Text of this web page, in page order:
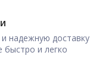
надежную доставку
и легко